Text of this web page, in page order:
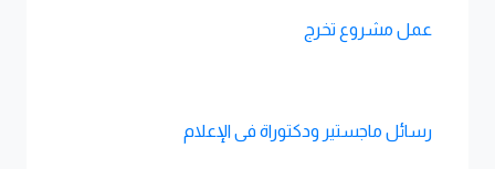
عمل مشروع تخرج
رسائل ماجستير ودكتوراة فى الإعلام